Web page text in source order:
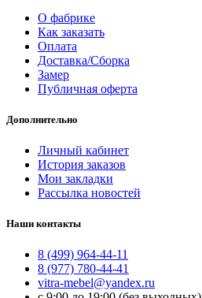
О фабрике
Как заказать
Оплата
Доставка/Сборка
Замер
Публичная оферта
Дополнительно
Личный кабинет
История заказов
Мои закладки
Рассылка новостей
Наши контакты
8 (499) 964-44-11
8 (977) 780-44-41
vitra-mebel@yandex.ru